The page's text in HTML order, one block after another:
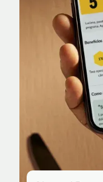
Sala VIP no